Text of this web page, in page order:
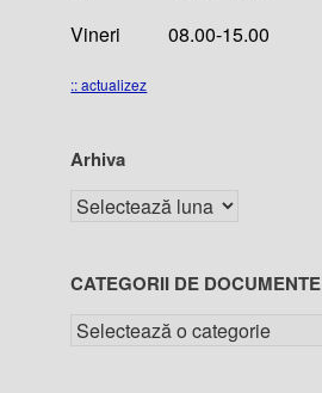
Vineri 08.00-15.00
:: actualizez
Arhiva
CATEGORII DE DOCUMENTE